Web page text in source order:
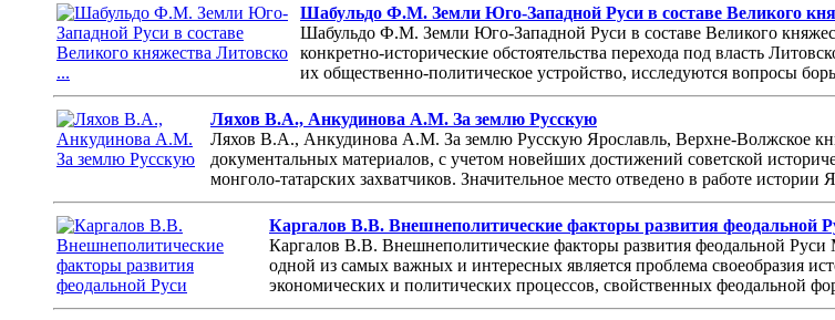
Шабульдо Ф.М. Земли Юго-Западной Руси в составе Великого
Шабульдо Ф.М. Земли Юго-Западной Руси в составе Великого
конкретно-исторические обстоятельства перехода под власть
их общественно-политическое устройство, исследуются вопросы
Ляхов В.А., Анкудинова А.М. За землю Русскую
Ляхов В.А., Анкудинова А.М. За землю Русскую Ярославль, Верхне-Волжское
документальных материалов, с учетом новейших достижений советской
монголо-татарских захватчиков. Значительное место отведено в работе истории
Каргалов В.В. Внешнеполитические факторы развития феодальной
Каргалов В.В. Внешнеполитические факторы развития феодальной
одной из самых важных и интересных является проблема своеобразия
экономических и политических процессов, свойственных феодальной